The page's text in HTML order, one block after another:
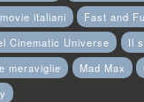
italiani
Fast and
Cinematic Universe
Il
meraviglie
Mad Max